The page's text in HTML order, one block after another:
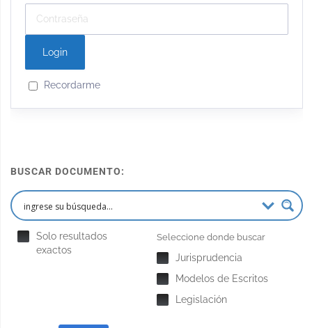
Recordarme
BUSCAR DOCUMENTO:
Solo resultados
exactos
Seleccione donde buscar
Jurisprudencia
Modelos de Escritos
Legislación